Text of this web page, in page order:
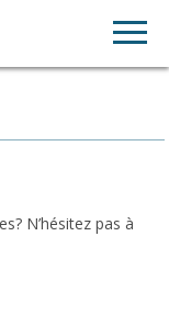
N’hésitez pas à